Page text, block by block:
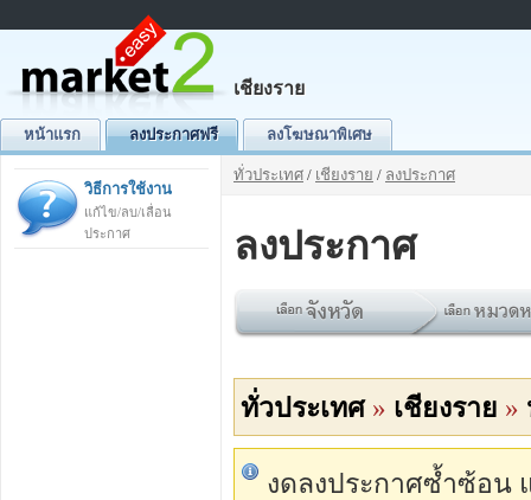
เชียงราย
หน้าแรก ลงประกาศฟรี ลงโฆษณาพิเศษ
วิธีการใช้งาน
แก้ไข/ลบ/เลื่อน
ประกาศ
ทั่วประเทศ / เชียงราย / ลงประกาศ
ลงประกาศ
ทั่วประเทศ» เชียงราย »
งดลงประกาศซ้ำซ้อน